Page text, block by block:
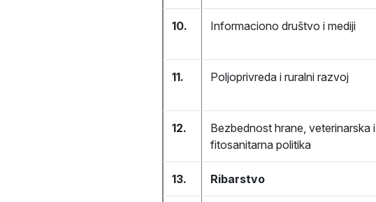
10. Informaciono društvo i mediji
11. Poljoprivreda i ruralni razvoj
12.
Bezbednost hrane, veterinarska i
fitosanitarna politika
13. Ribarstvo